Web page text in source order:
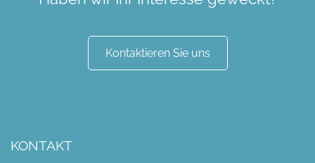
Kontaktieren Sie uns
KONTAKT